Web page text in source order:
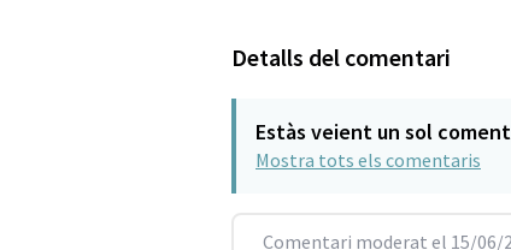
Detalls del comentari
Estàs veient un sol
Mostra tots els comentaris
Comentari moderat el 15/06/